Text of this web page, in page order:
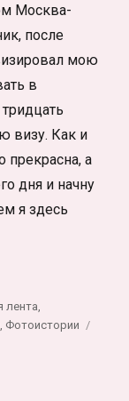
Москва-
после
мою
в
визу. Как и
прекрасна, а
дня и начну
я здесь
лента,
, Фотоистории